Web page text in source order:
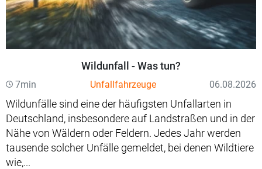
Wildunfall - Was tun?
7min Unfallfahrzeuge 06.08.2026
Wildunfälle sind eine der häufigsten Unfallarten in
Deutschland, insbesondere auf Landstraßen und in der
Nähe von Wäldern oder Feldern. Jedes Jahr werden
tausende solcher Unfälle gemeldet, bei denen Wildtiere
wie,...